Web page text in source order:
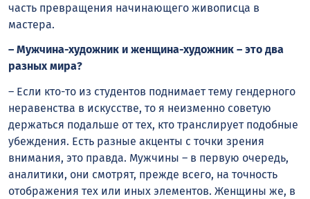
часть превращения начинающего живописца в
мастера.
– Мужчина-художник и женщина-художник – это два
разных мира?
– Если кто-то из студентов поднимает тему гендерного
неравенства в искусстве, то я неизменно советую
держаться подальше от тех, кто транслирует подобные
убеждения. Есть разные акценты с точки зрения
внимания, это правда. Мужчины – в первую очередь,
аналитики, они смотрят, прежде всего, на точность
отображения тех или иных элементов. Женщины же, в